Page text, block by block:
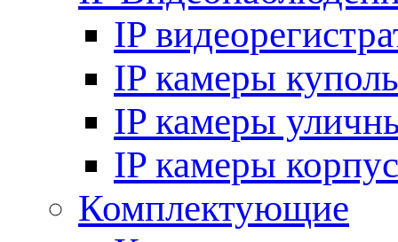
IP
IP камеры
IP камеры
IP камеры
Комплектующие